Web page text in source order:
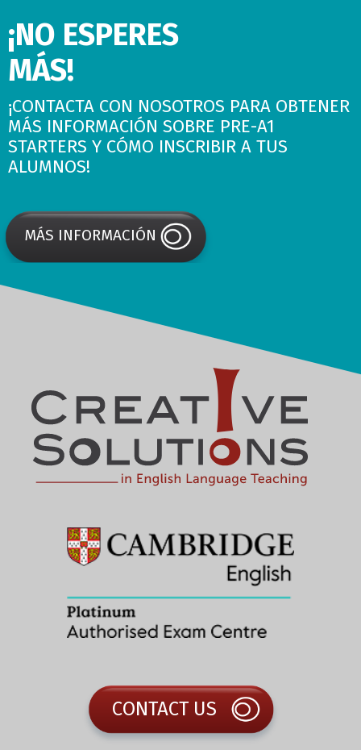
¡NO ESPERES
MÁS!
¡CONTACTA CON NOSOTROS PARA OBTENER
MÁS INFORMACIÓN SOBRE PRE-A1
STARTERS Y CÓMO INSCRIBIR A TUS
ALUMNOS!
MÁS INFORMACIÓN
CONTACT US